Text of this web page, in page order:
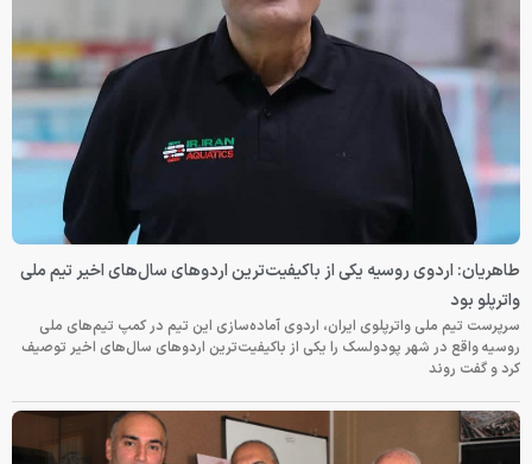
طاهریان: اردوی روسیه یکی از باکیفیت‌ترین اردوهای سال‌های اخیر تیم ملی
واترپلو بود
سرپرست تیم ملی واترپلوی ایران، اردوی آماده‌سازی این تیم در کمپ تیم‌های ملی
روسیه واقع در شهر پودولسک را یکی از باکیفیت‌ترین اردوهای سال‌های اخیر توصیف
کرد و گفت روند